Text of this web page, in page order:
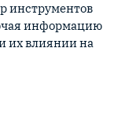
инструментов
информацию
их влиянии на